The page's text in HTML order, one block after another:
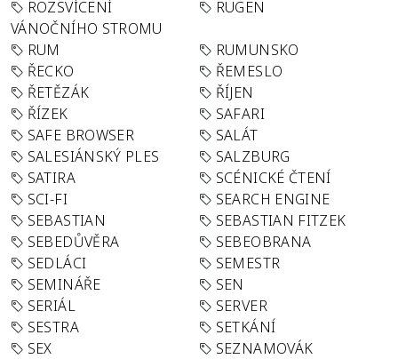
ROZSVÍCENÍ
VÁNOČNÍHO STROMU
RÜGEN
RUM
RUMUNSKO
ŘECKO
ŘEMESLO
ŘETĚZÁK
ŘÍJEN
ŘÍZEK
SAFARI
SAFE BROWSER
SALÁT
SALESIÁNSKÝ PLES
SALZBURG
SATIRA
SCÉNICKÉ ČTENÍ
SCI-FI
SEARCH ENGINE
SEBASTIAN
SEBASTIAN FITZEK
SEBEDŮVĚRA
SEBEOBRANA
SEDLÁCI
SEMESTR
SEMINÁŘE
SEN
SERIÁL
SERVER
SESTRA
SETKÁNÍ
SEX
SEZNAMOVÁK